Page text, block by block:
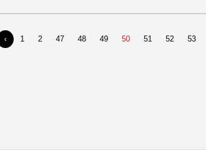
‹ 1 2 47 48 49 50 51 52 53